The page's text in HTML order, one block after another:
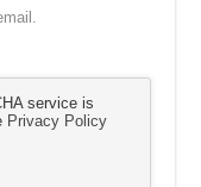
service is
Privacy Policy